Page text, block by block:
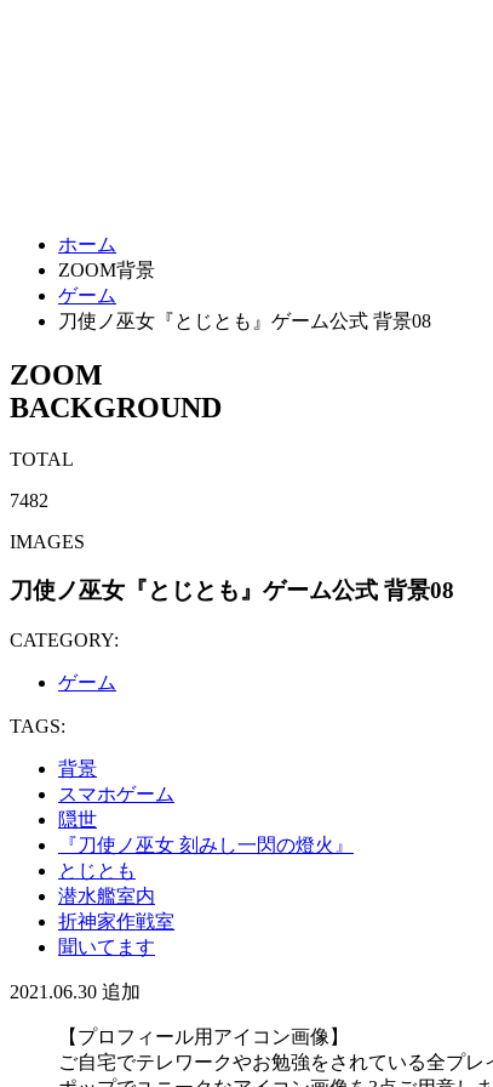
ホーム
ZOOM背景
ゲーム
刀使ノ巫女『とじとも』ゲーム公式 背景08
ZOOM
BACKGROUND
TOTAL
7482
IMAGES
刀使ノ巫女『とじとも』ゲーム公式 背景08
CATEGORY:
ゲーム
TAGS:
背景
スマホゲーム
隠世
『刀使ノ巫女 刻みし一閃の燈火』
とじとも
潜水艦室内
折神家作戦室
聞いてます
2021.06.30 追加
【プロフィール用アイコン画像】
ご自宅でテレワークやお勉強をされている全プ